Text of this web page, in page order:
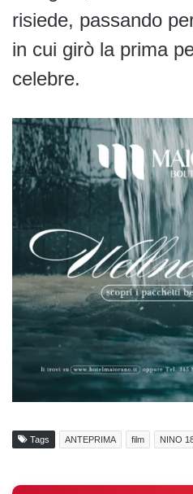
risiede, passando
in cui girò la prima
celebre.
Tags ANTEPRIMA film NINO